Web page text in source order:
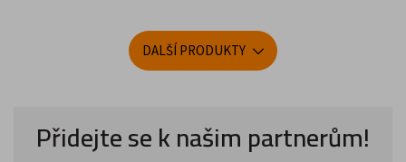
DALŠÍ PRODUKTY
Přidejte se k našim partnerům!